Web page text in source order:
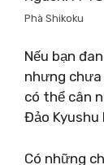
Phà Shikoku
Nếu bạn
nhưng
có thể cân
Đảo Kyushu
Có những